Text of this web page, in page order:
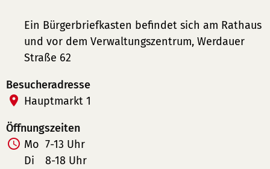
Ein Bürgerbriefkasten befindet sich am Rathaus
und vor dem Verwaltungszentrum, Werdauer
Straße 62
Besucheradresse
Hauptmarkt 1
Öffnungszeiten
Mo 7-13 Uhr
Di
8-18 Uhr